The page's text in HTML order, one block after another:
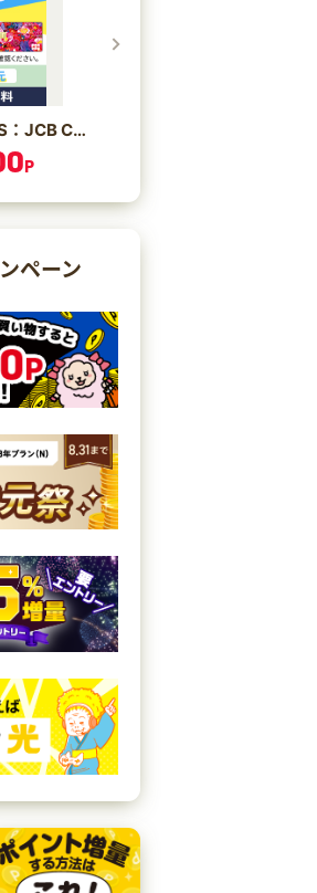
JCB ORIGINAL SERIES：JCB CARD W/JCB CARD W plus L
P
ペーン